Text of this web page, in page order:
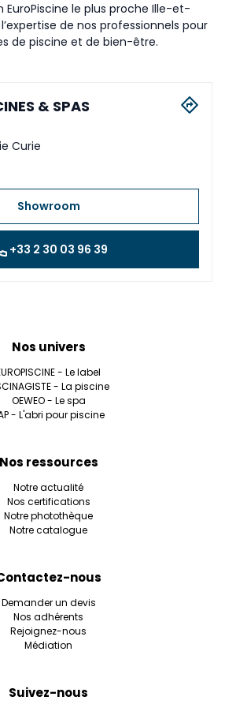
EuroPiscine le plus proche Ille-et-
de nos professionnels pour
de piscine et de bien-être.
& SPAS
Curie
Showroom
+33 2 30 03 96 39
Nos univers
- Le label
- La piscine
OEWEO - Le spa
- L'abri pour piscine
Nos ressources
Notre actualité
Nos certifications
Notre photothèque
Notre catalogue
nous
Demander un devis
Nos adhérents
Rejoignez-nous
Médiation
Suivez-nous